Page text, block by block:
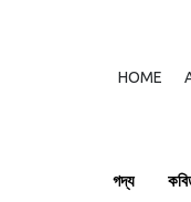
HOME
গদ্য